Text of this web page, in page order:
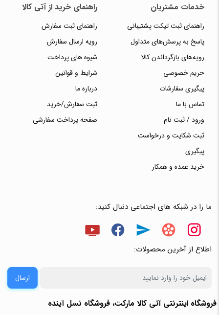
خدمات مشتریان
راهنمای ثبت تیکت پشتیبانی
پاسخ به پرسش‌های متداول
رویه‌های بازگرداندن کالا
حریم خصوصی
پیگیری سفارشات
تماس با ما
ورود / ثبت نام
ثبت شکایت و درخواست
پیگیری
خرید عمده و همکار
راهنمای خرید از آتی کالا
راهنمای ثبت سفارش
رویه ارسال سفارش
شیوه های پرداخت
شرایط و قوانین
درباره ما
ثبت سفارش/خرید
صفحه پرداخت سفارشی
ما را در شبکه های اجتماعی دنبال کنید:
اطلاع از آخرین محصولات:
ارسال
فروشگاه اینترنتی آتی‌ کالا مارکت، فروشگاه نسل آینده